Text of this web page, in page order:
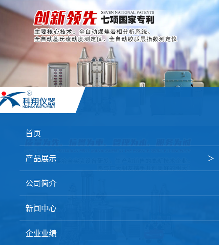
首页
产品展示 ＞
焦炭高温性能检测系统
球团矿/烧结矿/块矿高温冶金性能检测系统
公司简介
新闻中心
企业业绩